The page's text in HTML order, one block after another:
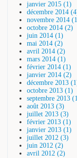
janvier 2015 (1)
décembre 2014
novembre 2014
octobre 2014 (2)
juin 2014 (1)
mai 2014 (2)
avril 2014 (2)
mars 2014 (1)
février 2014 (1)
janvier 2014 (2)
décembre 2013
octobre 2013 (1)
septembre 2013
août 2013 (3)
juillet 2013 (3)
février 2013 (1)
janvier 2013 (1)
juillet 2012 (3)
juin 2012 (2)
avril 2012 (2)